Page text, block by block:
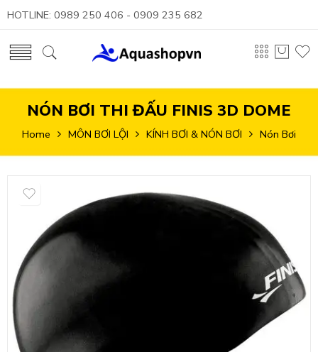
HOTLINE: 0989 250 406 - 0909 235 682
NÓN BƠI THI ĐẤU FINIS 3D DOME
Home MÔN BƠI LỘI KÍNH BƠI & NÓN BƠI Nón Bơi